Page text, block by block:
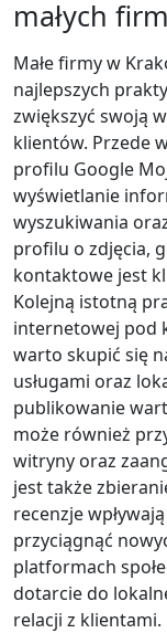
małych
Małe firmy w
najlepszych
zwiększyć swoją
klientów. Przede
profilu Google
wyświetlanie
wyszukiwania
profilu o zdjęcia,
kontaktowe jest
Kolejną istotną
internetowej pod
warto skupić się
usługami oraz
publikowanie
może również
witryny oraz
jest także
recenzje
przyciągnąć
platformach
dotarcie do
relacji z klientami.